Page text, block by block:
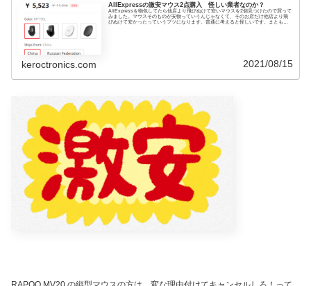
AlIExpressの激安マウス2点購入 怪しい業者なのか？
AliExpressを物色してたら他店より飛びぬけて安いマウスを2個見つけたので買って
みました。マウスそのものが安物っていうんじゃなくて、そのお店だけ他店より飛
びぬけて安かったっていうブツになります。普通に考えると怪しいです。まともな
keroctronics.com 2021/08/15